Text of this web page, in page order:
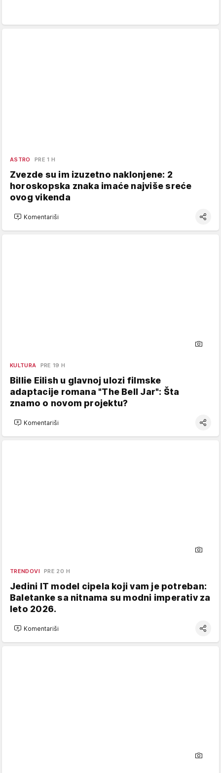
ASTRO PRE 1 H
Zvezde su im izuzetno naklonjene: 2
horoskopska znaka imaće najviše sreće
ovog vikenda
Komentariši
KULTURA PRE 19 H
Billie Eilish u glavnoj ulozi filmske
adaptacije romana "The Bell Jar": Šta
znamo o novom projektu?
Komentariši
TRENDOVI PRE 20 H
Jedini IT model cipela koji vam je potreban:
Baletanke sa nitnama su modni imperativ za
leto 2026.
Komentariši